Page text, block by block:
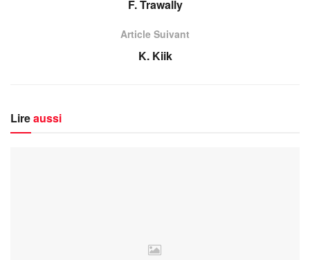
F. Trawally
Article Suivant
K. Kiik
Lireaussi